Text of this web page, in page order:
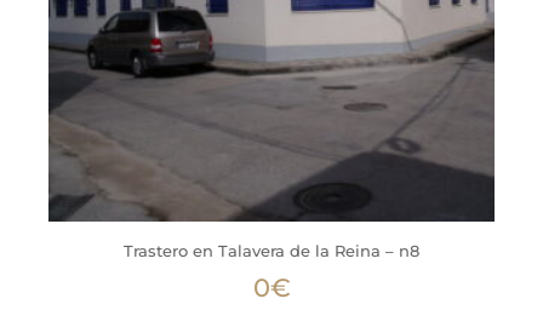
Trastero en Talavera de la Reina – n8
0€